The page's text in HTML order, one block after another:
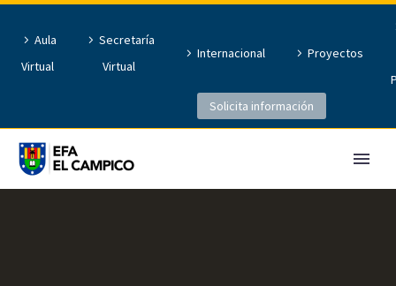
Aula
Virtual
Secretaría
Virtual
Internacional
Proyectos
Solicita información